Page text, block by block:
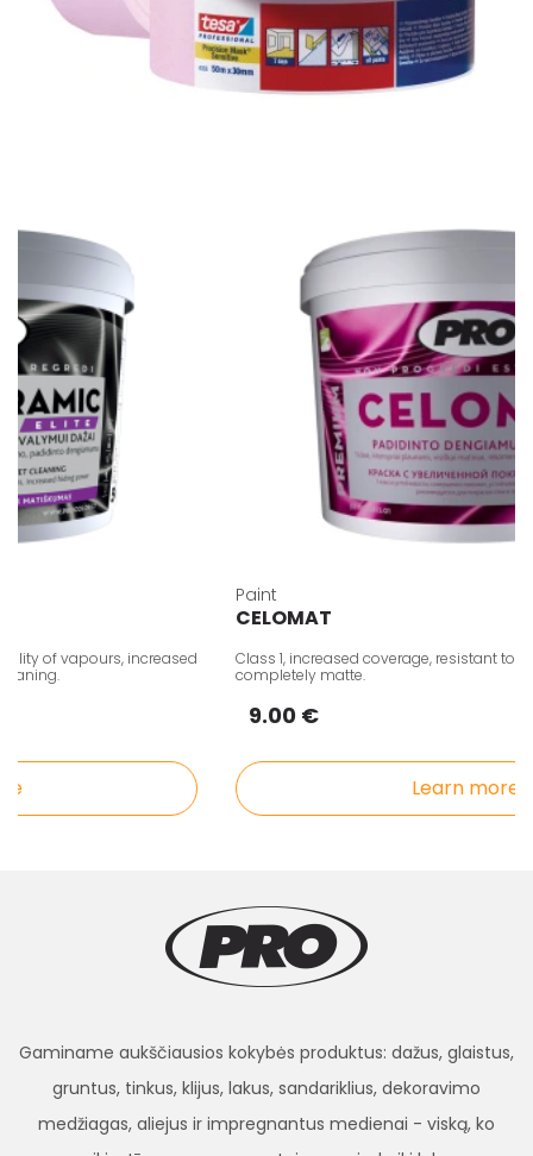
of vapours, increased
Paint
CELOMAT
Class 1, increased coverage, resistant to
completely matte.
9.00 €
Learn more
Gaminame aukščiausios kokybės produktus: dažus, glaistus,
gruntus, tinkus, klijus, lakus, sandariklius, dekoravimo
medžiagas, aliejus ir impregnantus medienai - viską, ko